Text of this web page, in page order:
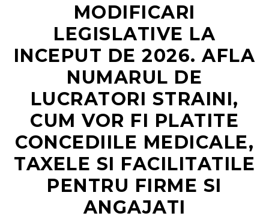
RO
MODIFICARI
LEGISLATIVE LA
INCEPUT DE 2026. AFLA
NUMARUL DE
LUCRATORI STRAINI,
CUM VOR FI PLATITE
CONCEDIILE MEDICALE,
TAXELE SI FACILITATILE
PENTRU FIRME SI
ANGAJATI